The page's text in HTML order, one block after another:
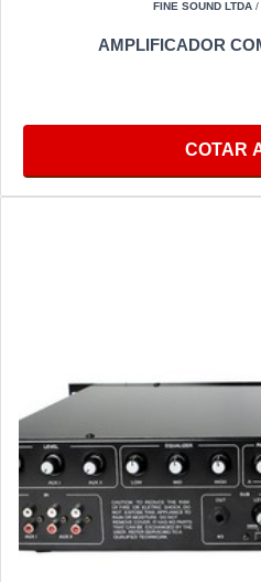
FINE SOUND LTDA/
AMPLIFICADOR
COTAR